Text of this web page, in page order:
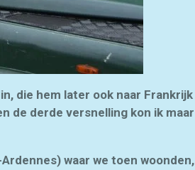
die hem later ook naar Frankrijk
de derde versnelling kon ik maar
waar we toen woonden,